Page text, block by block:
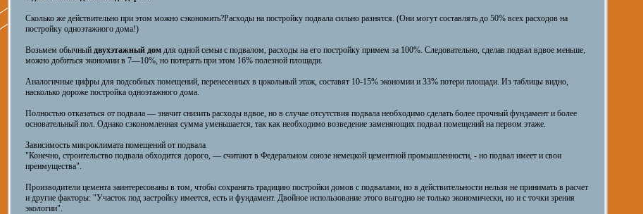
Сколько же действительно при этом можно сэкономить?Расходы на постройку подвала сильно разнятся. (Они могут составлять до 50% всех расходов на
постройку одноэтажного дома!)
Возьмем обычный двухэтажный дом для одной семьи с подвалом, расходы на его постройку примем за 100%. Следовательно, сделав подвал вдвое меньше,
можно добиться экономии в 7—10%, но потерять при этом 16% полезной площади.
Аналогичные цифры для подсобных помещений, перенесенных в цокольный этаж, составят 10-15% экономии и 33% потери площади. Из таблицы видно,
насколько дороже постройка одноэтажного дома.
Полностью отказаться от подвала — значит снизить расходы вдвое, но в случае отсутствия подвала необходимо сделать более прочный фундамент и более
основательный пол. Однако сэкономленная сумма уменьшается, так как необходимо возведение заменяющих подвал помещений на первом этаже.
Зависимость микроклимата помещений от подвала
"Конечно, строительство подвала обходится дорого, — считают в Федеральном союзе немецкой цементной промышленности, - но подвал имеет и свои
преимущества".
Производители цемента заинтересованы в том, чтобы сохранять традицию постройки домов с подвалами, но в действительности нельзя не принимать в расчет
и другие факторы: "Участок под застройку имеется, есть и фундамент. Двойное использование этого выгодно не только экономически, но и с точки зрения
экологии".